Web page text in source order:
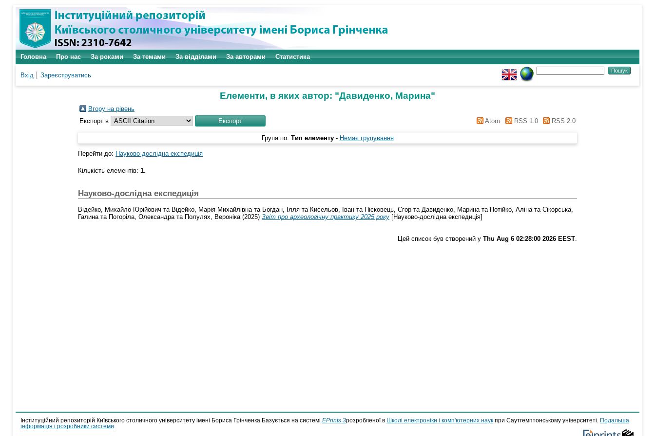
Головна Про нас За роками За темами За відділами За авторами Статистика
Вхід Зареєструватись
Елементи, в яких автор: "Давиденко, Марина"
Вгору на рівень
Експорт в
Atom RSS 1.0 RSS 2.0
Група по: Тип елементу - Немає групування
Перейти до: Науково-дослідна експедиція
Кількість елементів: 1.
Науково-дослідна експедиція
Відейко, Михайло Юрійович та Відейко, Марія Михайлівна та Богдан, Ілля та Кисельов, Іван та Пісковець, Єгор та Давиденко, Марина та Потійко, Аліна та Сікорська,
Галина та Погоріла, Олександра та Полулях, Вероніка (2025) Звіт про археологічну практику 2025 року [Науково-дослідна експедиція]
Цей список був створений у Thu Aug 6 02:28:00 2026 EEST
Інституційний репозиторій Київського столичного університету імені Бориса Грінченка Базується на системі EPrints 3розробленої в Школі електроніки і комп'ютерних наук при Саутгемптонському університеті.
Подальша
інформація і розробники системи